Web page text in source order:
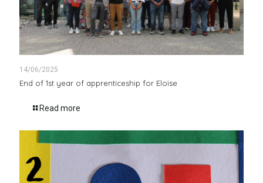
14/06/2025
End of 1st year of apprenticeship for Eloïse
Read more